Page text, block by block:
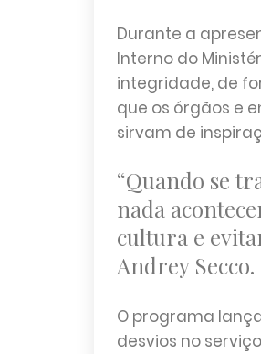
Durante a
Interno do
integridade, de
que os órgãos e
sirvam de
“Quando se
nada
cultura e
Andrey Secco.
O programa
desvios no